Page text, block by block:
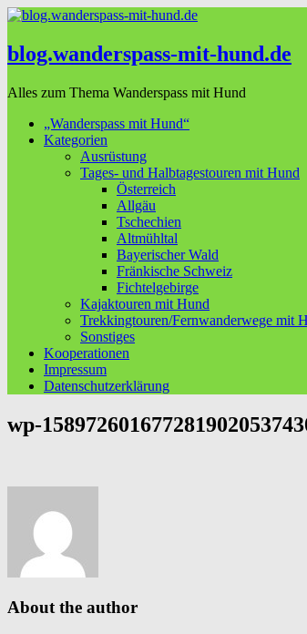
blog.wanderspass-mit-hund.de
Alles zum Thema Wanderspass mit Hund
„Wanderspass mit Hund“
Kategorien
Ausrüstung
Tages- und Halbtagestouren mit Hund
Österreich
Allgäu
Tschechien
Altmühltal
Bayerischer Wald
Fränkische Schweiz
Fichtelgebirge
Kajaktouren mit Hund
Trekkingtouren/Fernwanderwege mit
Sonstiges
Kooperationen
Impressum
Datenschutzerklärung
wp-
About the author